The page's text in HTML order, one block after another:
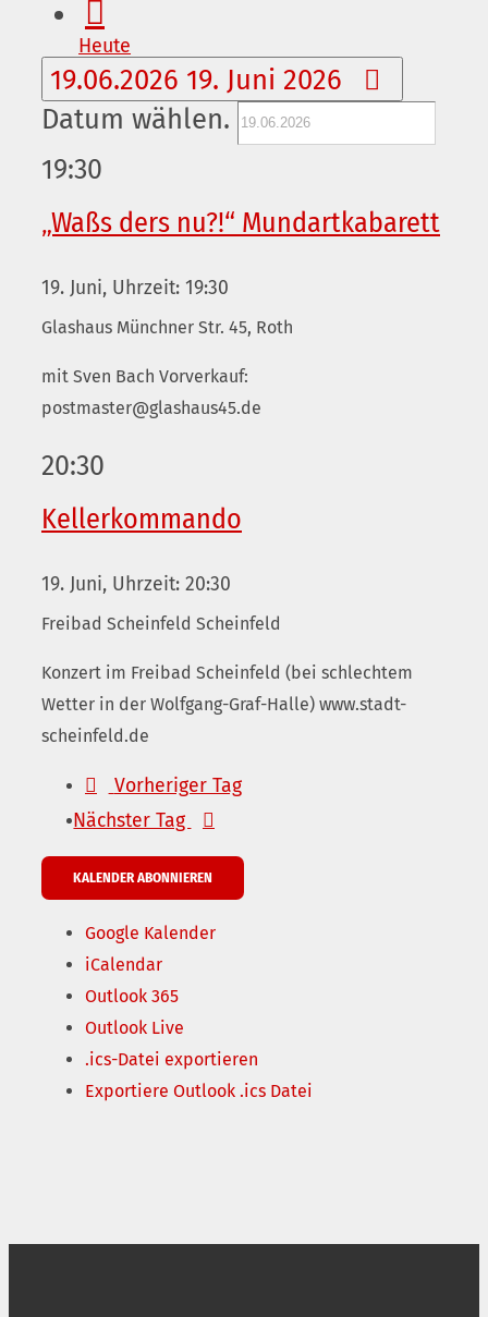
Heute
19.06.2026 19. Juni 2026
Datum wählen.
19:30
„Waßs ders nu?!“ Mundartkabarett
19. Juni, Uhrzeit: 19:30
Glashaus Münchner Str. 45, Roth
mit Sven Bach Vorverkauf:
postmaster@glashaus45.de
20:30
Kellerkommando
19. Juni, Uhrzeit: 20:30
Freibad Scheinfeld Scheinfeld
Konzert im Freibad Scheinfeld (bei schlechtem
Wetter in der Wolfgang-Graf-Halle) www.stadt-
scheinfeld.de
Vorheriger Tag
Nächster Tag
KALENDER ABONNIEREN
Google Kalender
iCalendar
Outlook 365
Outlook Live
.ics-Datei exportieren
Exportiere Outlook .ics Datei